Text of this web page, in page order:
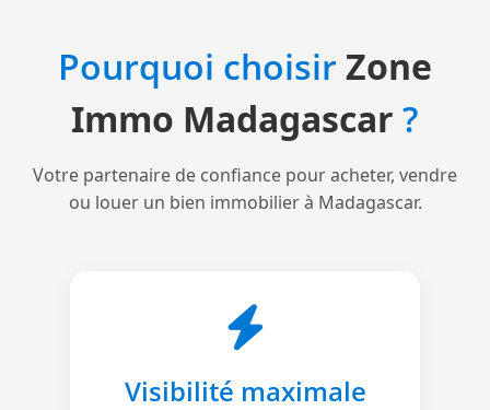
Pourquoi choisirZone
Immo Madagascar ?
Votre partenaire de confiance pour acheter, vendre
ou louer un bien immobilier à Madagascar.
Visibilité maximale